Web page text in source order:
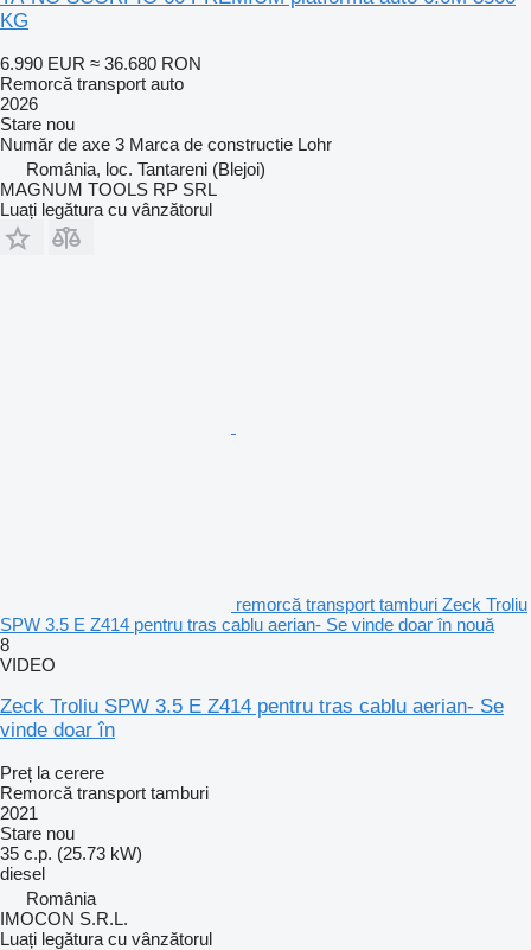
KG
6.990 EUR ≈ 36.680 RON
Remorcă transport auto
2026
Stare nou
Număr de axe 3 Marca de constructie Lohr
România, loc. Tantareni (Blejoi)
MAGNUM TOOLS RP SRL
Luați legătura cu vânzătorul
remorcă transport tamburi Zeck Troliu
SPW 3.5 E Z414 pentru tras cablu aerian- Se vinde doar în nouă
8
VIDEO
Zeck Troliu SPW 3.5 E Z414 pentru tras cablu aerian- Se
vinde doar în
Preț la cerere
Remorcă transport tamburi
2021
Stare nou
35 c.p. (25.73 kW)
diesel
România
IMOCON S.R.L.
Luați legătura cu vânzătorul